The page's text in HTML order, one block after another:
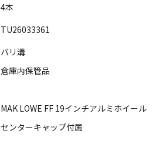
4本
TU26033361
バリ溝
倉庫内保管品
MAK LOWE FF 19インチアルミホイール
センターキャップ付属